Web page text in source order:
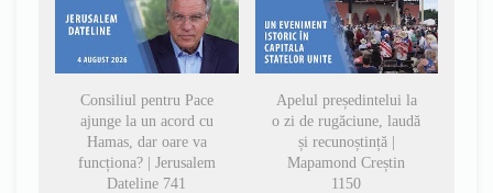
Consiliul pentru Pace
ajunge la un acord cu
Hamas, dar oare va
funcționa? | Jerusalem
Dateline 741
Apelul președintelui la
o zi de rugăciune, laudă
și recunoștință |
Mapamond Creștin
1150